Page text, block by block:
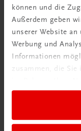
können und die
Außerdem geben
unserer Website
Werbung und
Informationen
zusammen, die
Neu zur DigiBox
Videos mit
Tipps &
Mehr dazu